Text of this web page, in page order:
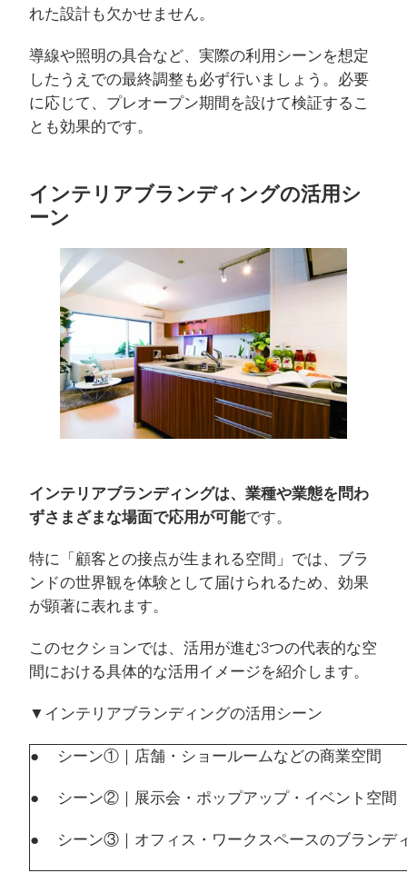
れた設計も欠かせません。
導線や照明の具合など、実際の利用シーンを想定
したうえでの最終調整も必ず行いましょう。必要
に応じて、プレオープン期間を設けて検証するこ
とも効果的です。
インテリアブランディングの活用シ
ーン
インテリアブランディングは、業種や業態を問わ
ずさまざまな場面で応用が可能です。
特に「顧客との接点が生まれる空間」では、ブラ
ンドの世界観を体験として届けられるため、効果
が顕著に表れます。
このセクションでは、活用が進む3つの代表的な空
間における具体的な活用イメージを紹介します。
▼インテリアブランディングの活用シーン
● シーン①｜店舗・ショールームなどの商業空間
● シーン②｜展示会・ポップアップ・イベント空間
● シーン③｜オフィス・ワークスペースのブランデ